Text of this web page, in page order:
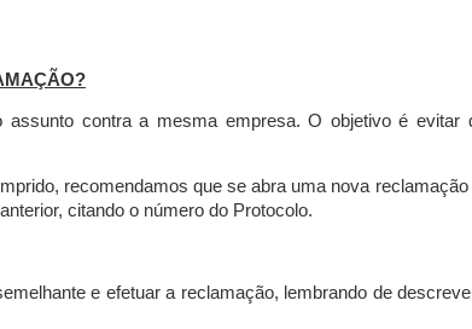
contra a mesma empresa. O objetivo é evitar
recomendamos que se abra uma nova
citando o número do Protocolo.
e efetuar a reclamação, lembrando de